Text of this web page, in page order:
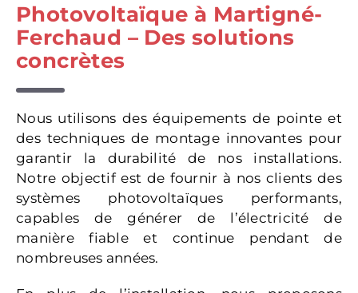
Photovoltaïque à Martigné-
Ferchaud – Des solutions
concrètes
Nous utilisons des équipements de pointe et
des techniques de montage innovantes pour
garantir la durabilité de nos installations.
Notre objectif est de fournir à nos clients des
systèmes photovoltaïques performants,
capables de générer de l’électricité de
manière fiable et continue pendant de
nombreuses années.